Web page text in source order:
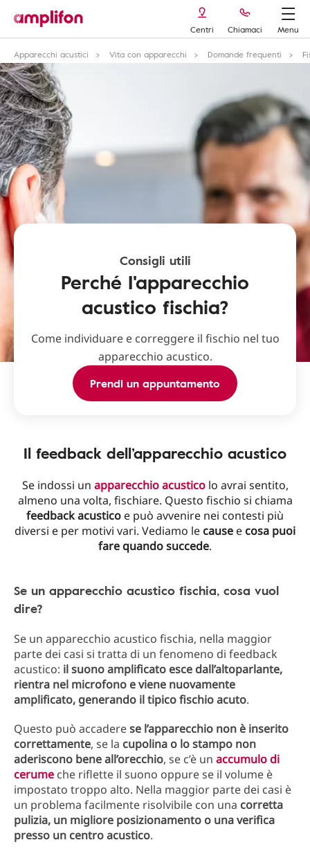
Centri Chiamaci
Menu
Apparecchi acustici
Vita con apparecchi Domande frequenti
Consigli utili
Perché I'apparecchio
acustico fischia?
Come individuare e correggere il fischio nel tuo
apparecchio acustico.
Prendi un appuntamento
Il feedback dell’apparecchio acustico
Se indossi un apparecchio acusticolo avrai sentito,
almeno una volta, fischiare. Questo fischio si chiama
feedback acustico e può avvenire nei contesti più
diversi e per motivi vari. Vediamo le cause e cosa puoi
fare quando succede.
Se un apparecchio acustico fischia, cosa vuol
dire?
Se un apparecchio acustico fischia, nella maggior
parte dei casi si tratta di un fenomeno di feedback
acustico: il suono amplificato esce dall’altoparlante,
rientra nel microfono e viene nuovamente
amplificato, generando il tipico fischio acuto.
Questo può accaderese l’apparecchio non è inserito
correttamente, se la cupolina o lo stampo non
aderiscono bene all’orecchio, se c’è un accumulo di
cerume che riflette il suono oppure se il volume è
impostato troppo alto. Nella maggior parte dei casi è
un problema facilmente risolvibile con una corretta
pulizia, un migliore posizionamento o una verifica
presso un centro acustico.